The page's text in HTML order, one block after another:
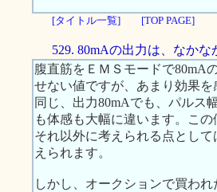
[タイトル一覧] [TOP PAGE]
529. 80mAの出力は、なかな
腹直筋をＥＭＳモードで80mA
せない値ですが、あまり効果を
同じ、出力80mAでも、パルス
も体感も大幅に違います。こ
それ以外に考えられる点とし
えられます。
しかし、オークションで買わ